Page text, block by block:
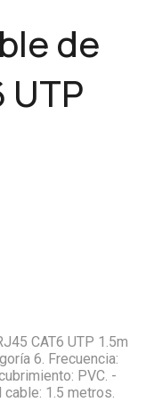
de
UTP
CAT6 UTP 1.5m
6. Frecuencia:
PVC. -
1.5 metros.